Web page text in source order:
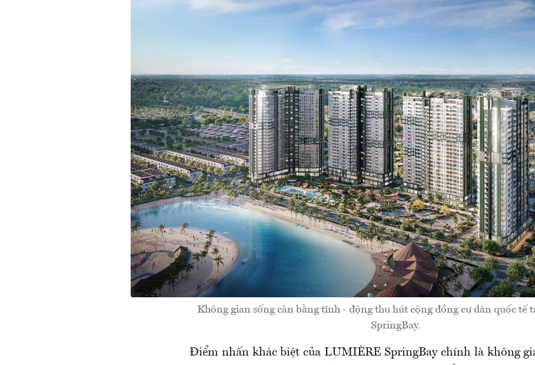
Không gian sống cân bằng tĩnh - động thu hút cộng đồng cư dân quốc tế
SpringBay.
Điểm nhấn khác biệt của LUMIÈRE SpringBay chính là không